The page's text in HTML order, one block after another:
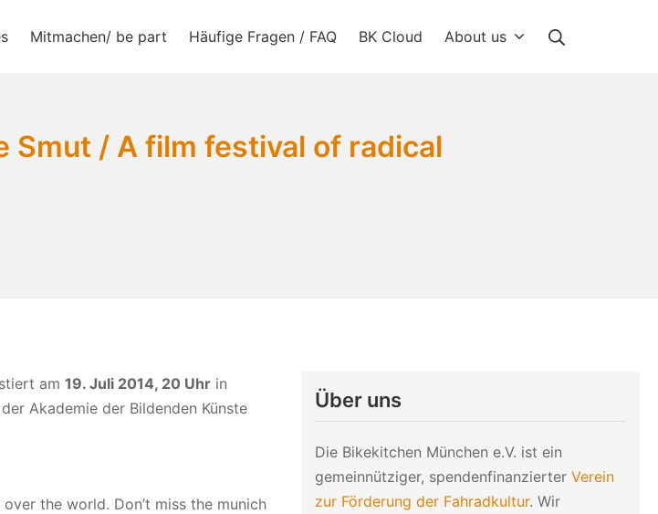
Mitmachen/ be part Häufige Fragen / FAQ BK Cloud About us
Smut / A film festival of radical
am 19. Juli 2014, 20 Uhr in
Akademie der Bildenden Künste
the world. Don’t miss the munich
Über uns
Die Bikekitchen München e.V. ist ein
gemeinnütziger, spendenfinanzierter Verein
zur Förderung der Fahradkultur. Wir